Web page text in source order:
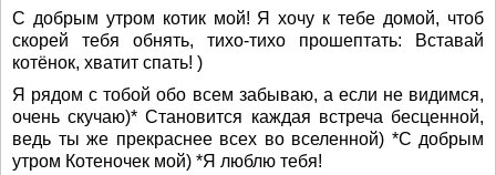
С добрым утром котик мой! Я хочу к тебе домой, чтоб
скорей тебя обнять, тихо-тихо прошептать: Вставай
котёнок, хватит спать! )
Я рядом с тобой обо всем забываю, а если не видимся,
очень скучаю)* Становится каждая встреча бесценной,
ведь ты же прекраснее всех во вселенной) *С добрым
утром Котеночек мой) *Я люблю тебя!